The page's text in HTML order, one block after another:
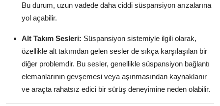
Bu durum, uzun vadede daha ciddi süspansiyon arızalarına
yol açabilir.
Alt Takım Sesleri: Süspansiyon sistemiyle ilgili olarak,
özellikle alt takımdan gelen sesler de sıkça karşılaşılan bir
diğer problemdir. Bu sesler, genellikle süspansiyon bağlantı
elemanlarının gevşemesi veya aşınmasından kaynaklanır
ve araçta rahatsız edici bir sürüş deneyimine neden olabilir.